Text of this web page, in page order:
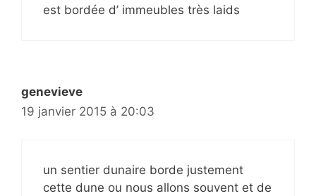
est bordée d’ immeubles très laids
genevieve
19 janvier 2015 à 20:03
un sentier dunaire borde justement
cette dune ou nous allons souvent et de